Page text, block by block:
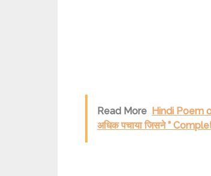
Read More Hindi Poem
अधिक पचाया जिसने ”